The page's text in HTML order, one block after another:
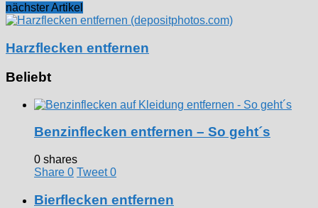
nächster Artikel
Harzflecken entfernen
Beliebt
Benzinflecken entfernen – So geht´s
0 shares
Share 0 Tweet 0
Bierflecken entfernen